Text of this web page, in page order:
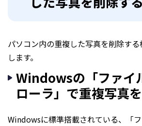
パソコン内の重複した写真を削除す
します。
Windowsの「ファイ
ローラ」で重複写真
Windowsに標準搭載されている、「